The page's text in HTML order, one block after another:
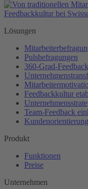
Lösungen
Pulsbefragungen
360-Grad-Feedback
Feedbackkultur
Team-Feedback
Produkt
Funktionen
Preise
Unternehmen